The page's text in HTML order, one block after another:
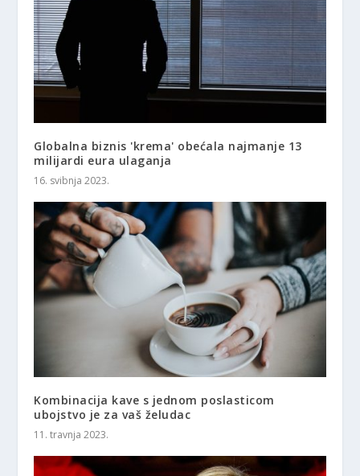
Globalna biznis 'krema' obećala najmanje 13
milijardi eura ulaganja
16. svibnja 2023.
Kombinacija kave s jednom poslasticom
ubojstvo je za vaš želudac
11. travnja 2023.